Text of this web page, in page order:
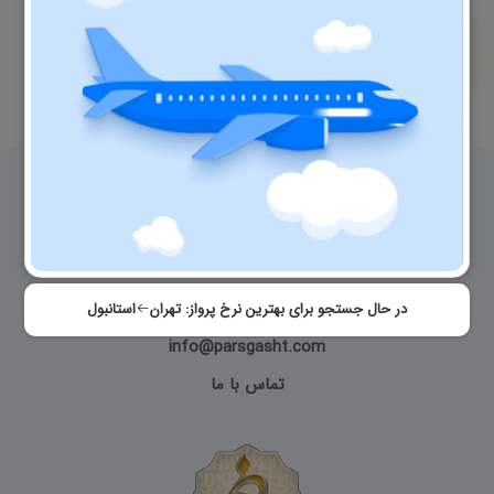
در حال جستجو برای بهترین نرخ پرواز:تهران استانبول
قوانین استرداد
استرداد آسان و خودکار
02142458
info@parsgasht.com
تماس با ما